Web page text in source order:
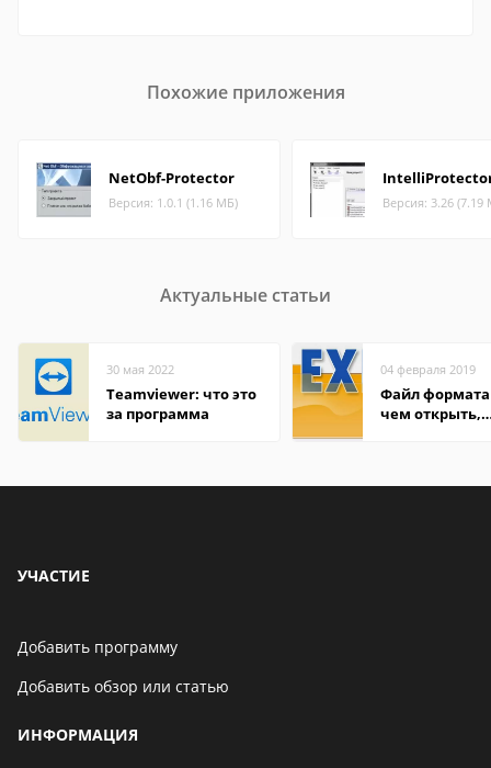
Похожие приложения
NetObf-Protector
Версия: 1.0.1 (1.16 МБ) Версия: 3.26 (7.19
Актуальные статьи
30 мая 2022
Teamviewer: что это
за программа
04 февраля 2019
Файл
чем открыть,
УЧАСТИЕ
Добавить программу
Добавить обзор или статью
ИНФОРМАЦИЯ